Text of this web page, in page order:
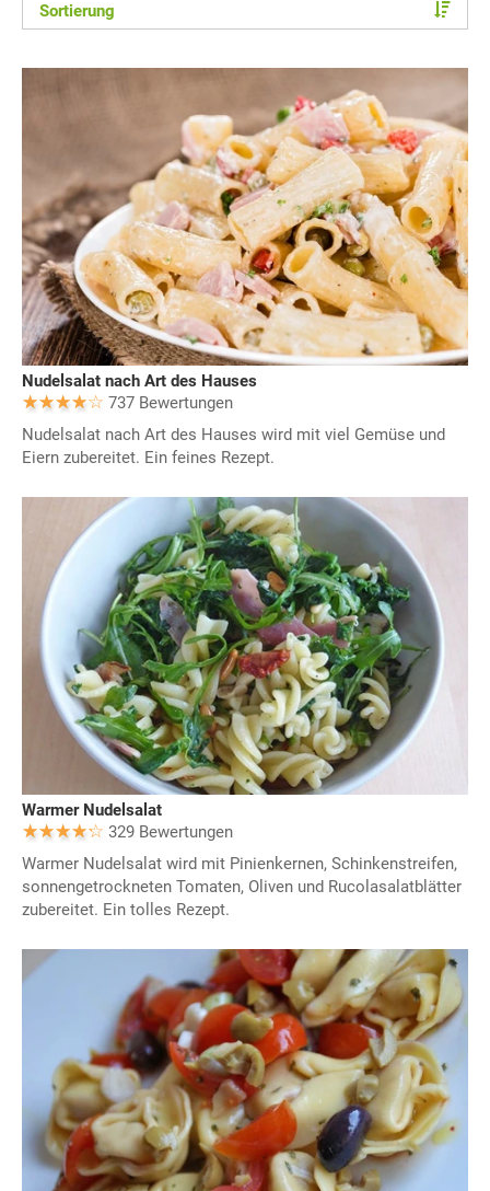
Sortierung
Nudelsalat nach Art des Hauses
737 Bewertungen
Nudelsalat nach Art des Hauses wird mit viel Gemüse und
Eiern zubereitet. Ein feines Rezept.
Warmer Nudelsalat
329 Bewertungen
Warmer Nudelsalat wird mit Pinienkernen, Schinkenstreifen,
sonnengetrockneten Tomaten, Oliven und Rucolasalatblätter
zubereitet. Ein tolles Rezept.